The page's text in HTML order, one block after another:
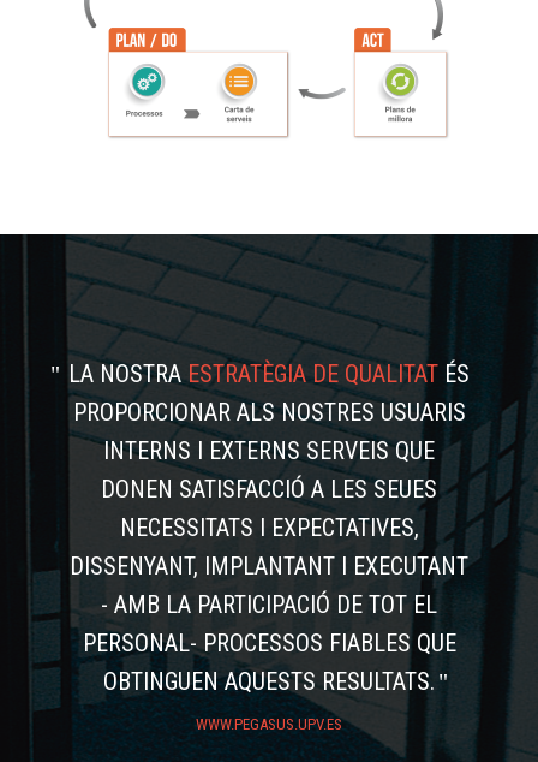
LA NOSTRAESTRATÈGIA DE QUALITAT ÉS
PROPORCIONAR ALS NOSTRES USUARIS
INTERNS I EXTERNS SERVEIS QUE
DONEN SATISFACCIÓ A LES SEUES
NECESSITATS I EXPECTATIVES,
DISSENYANT, IMPLANTANT I EXECUTANT
- AMB LA PARTICIPACIÓ DE TOT EL
PERSONAL- PROCESSOS FIABLES QUE
OBTINGUEN AQUESTS RESULTATS.
WWW.PEGASUS.UPV.ES